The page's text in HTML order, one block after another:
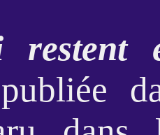
restent